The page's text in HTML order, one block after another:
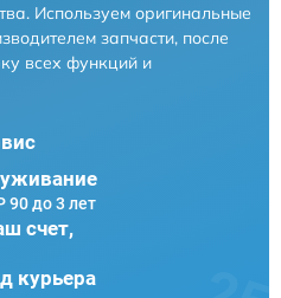
Используем оригинальные
запчасти, после
всех функций и
90 до 3 лет
счет,
курьера